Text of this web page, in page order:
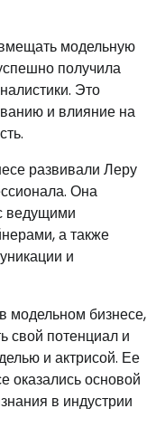
модельную
получила
Это
и влияние на
развивали Леру
Она
ведущими
а также
и
модельном бизнесе,
свой потенциал и
и актрисой. Ее
оказались основой
в индустрии